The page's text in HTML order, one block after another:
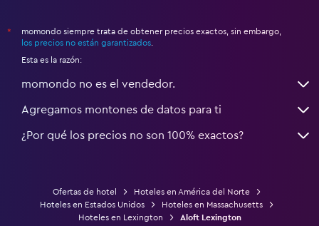
*
momondo siempre trata de obtener precios exactos, sin embargo,
los precios no están garantizados
Esta es la razón:
momondo no es el vendedor.
Agregamos montones de datos para ti
¿Por qué los precios no son 100% exactos?
Ofertas de hotel
Hoteles en América del Norte
Hoteles en Estados Unidos
Hoteles en Massachusetts
Hoteles en Lexington
Aloft Lexington